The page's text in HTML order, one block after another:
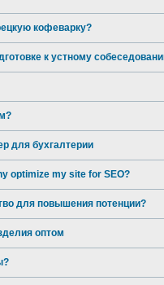
кофеварку?
к устному
для бухгалтерии
optimize my site for SEO?
для повышения потенции?
оптом